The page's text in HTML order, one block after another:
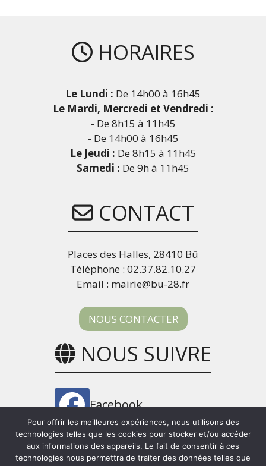
HORAIRES
Le Lundi : De 14h00 à 16h45
Le Mardi, Mercredi et Vendredi :
- De 8h15 à 11h45
- De 14h00 à 16h45
Le Jeudi : De 8h15 à 11h45
Samedi : De 9h à 11h45
CONTACT
Places des Halles, 28410 Bû
Téléphone : 02.37.82.10.27
Email : mairie@bu-28.fr
NOUS CONTACTER
NOUS SUIVRE
Facebook
Panneau Pocket
Pour offrir les meilleures expériences, nous utilisons des
technologies telles que les cookies pour stocker et/ou accéder
aux informations des appareils. Le fait de consentir à ces
technologies nous permettra de traiter des données telles que